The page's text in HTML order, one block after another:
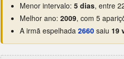
Menor intervalo: 5 dias, entre
Melhor ano: 2009, com 5
A irmã espelhada 2660 saiu 19